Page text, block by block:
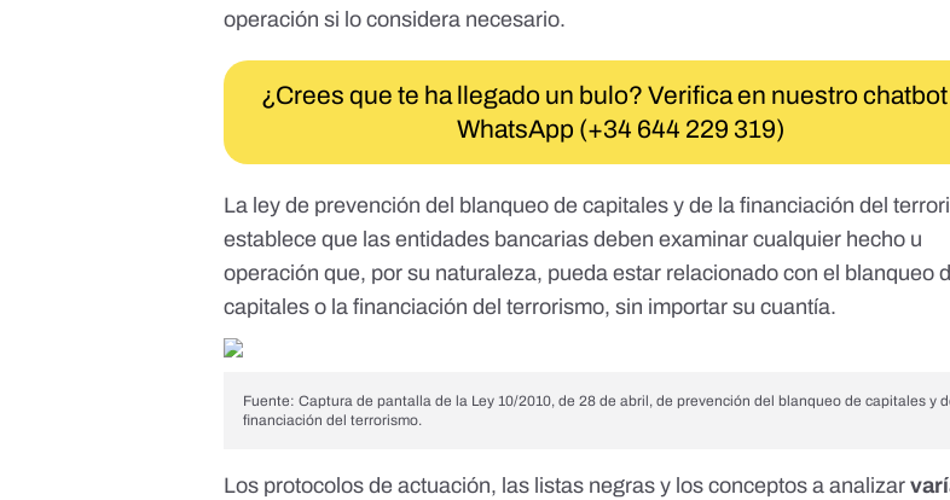
operación si lo considera necesario.
¿Crees que te ha llegado un bulo? Verifica en nuestro
WhatsApp (+34 644 229 319)
La ley de prevención del blanqueo de capitales y de la financiación del
establece que las entidades bancarias deben examinar cualquier hecho u
operación que, por su naturaleza, pueda estar relacionado con el blanqueo
capitales o la financiación del terrorismo, sin importar su cuantía.
Fuente: Captura de pantalla de la Ley 10/2010, de 28 de abril, de prevención del blanqueo de capitales y
financiación del terrorismo.
Los protocolos de actuación, las listas negras y los conceptos a analizar